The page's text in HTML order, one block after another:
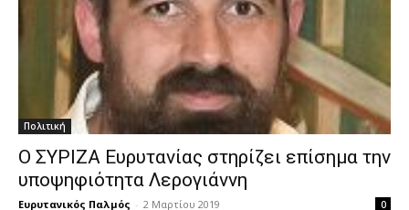
Πολιτική
Ο ΣΥΡΙΖΑ Ευρυτανίας στηρίζει επίσημα την
υποψηφιότητα Λερογιάννη
Ευρυτανικός Παλμός - 2 Μαρτίου 2019 0